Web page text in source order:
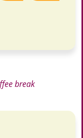
break